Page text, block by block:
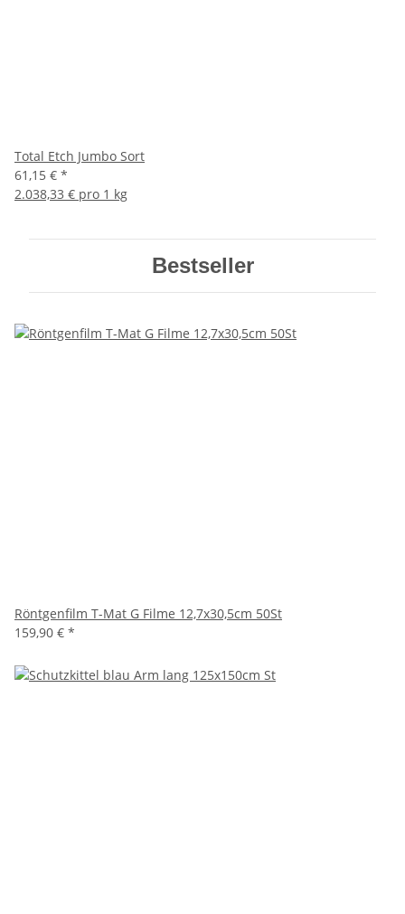
Total Etch Jumbo Sort
61,15 € *
2.038,33 € pro 1 kg
Bestseller
Röntgenfilm T-Mat G Filme 12,7x30,5cm 50St
159,90 € *